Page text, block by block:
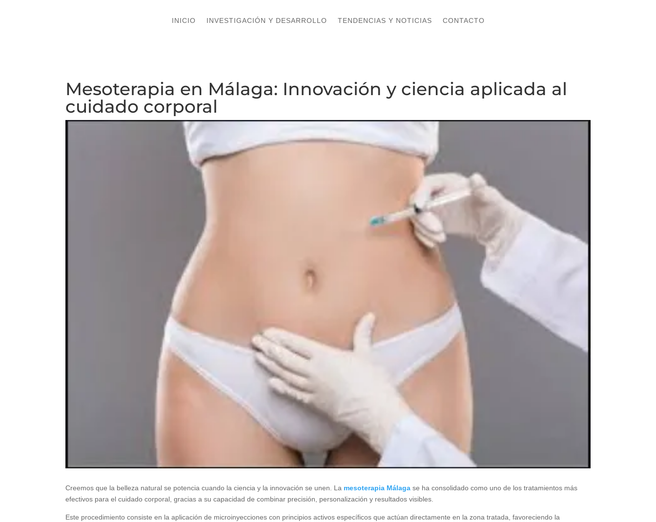
INICIO INVESTIGACIÓN Y DESARROLLO TENDENCIAS Y NOTICIAS CONTACTO
INICIO INVESTIGACIÓN Y DESARROLLO TENDENCIAS Y NOTICIAS CONTACTO
Mesoterapia en Málaga: Innovación y ciencia aplicada al
cuidado corporal
Creemos que la belleza natural se potencia cuando la ciencia y la innovación se unen. La mesoterapia Málaga se ha consolidado como uno de los tratamientos más
efectivos para el cuidado corporal, gracias a su capacidad de combinar precisión, personalización y resultados visibles.
Este procedimiento consiste en la aplicación de microinyecciones con principios activos específicos que actúan directamente en la zona tratada, favoreciendo la